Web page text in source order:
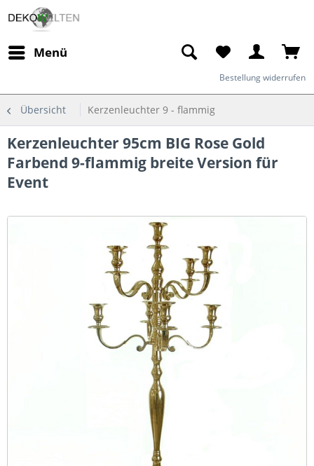
Menü
Bestellung widerrufen
Übersicht Kerzenleuchter 9 - flammig
Kerzenleuchter 95cm BIG Rose Gold
Farbend 9-flammig breite Version für
Event